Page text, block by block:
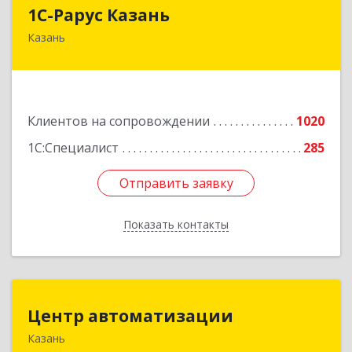
1С-Рарус Казань
Казань
Клиентов на сопровождении
1020
1С:Специалист
285
Отправить заявку
Показать контакты
420088, Татарстан Респ, Казань г, Победы пр-
Отправить заявку
Назад
Центр автоматизации
Казань
420133, Татарстан Респ, Казань г, Ямашева пр-